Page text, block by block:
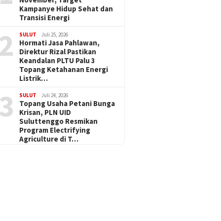
Kampanye Hidup Sehat dan
Transisi Energi
SULUT Juli 25, 2026
Hormati Jasa Pahlawan,
Direktur Rizal Pastikan
Keandalan PLTU Palu 3
Topang Ketahanan Energi
Listrik…
SULUT Juli 24, 2026
Topang Usaha Petani Bunga
Krisan, PLN UID
Suluttenggo Resmikan
Program Electrifying
Agriculture di T…